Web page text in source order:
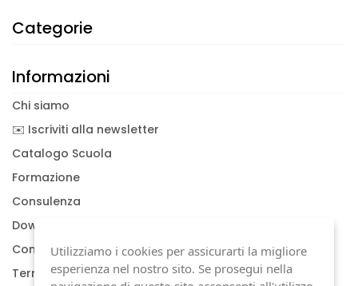
Categorie
Informazioni
Chi siamo
✉️ Iscriviti alla newsletter
Catalogo Scuola
Formazione
Consulenza
Download documenti
Condizioni generali
Termini di garanzia
Utilizziamo i cookies per assicurarti la migliore
esperienza nel nostro sito. Se prosegui nella